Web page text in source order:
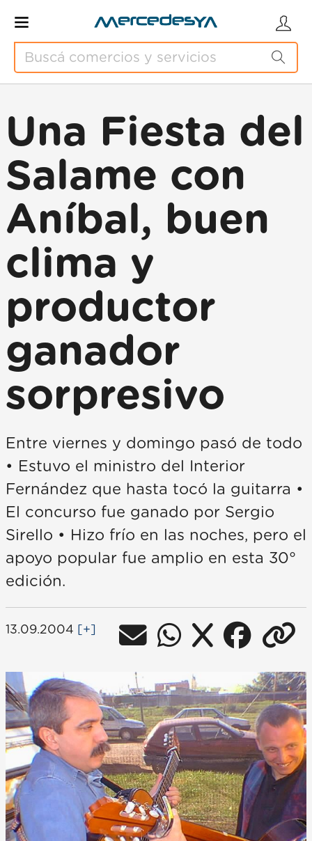
Una Fiesta del
Salame con
Aníbal, buen
clima y
productor
ganador
sorpresivo
Entre viernes y domingo pasó de todo
• Estuvo el ministro del Interior
Fernández que hasta tocó la guitarra •
El concurso fue ganado por Sergio
Sirello • Hizo frío en las noches, pero el
apoyo popular fue amplio en esta 30°
edición.
13.09.2004 [+]